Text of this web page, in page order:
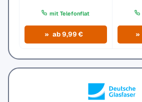
mit Telefonflat
ab 9,99 €